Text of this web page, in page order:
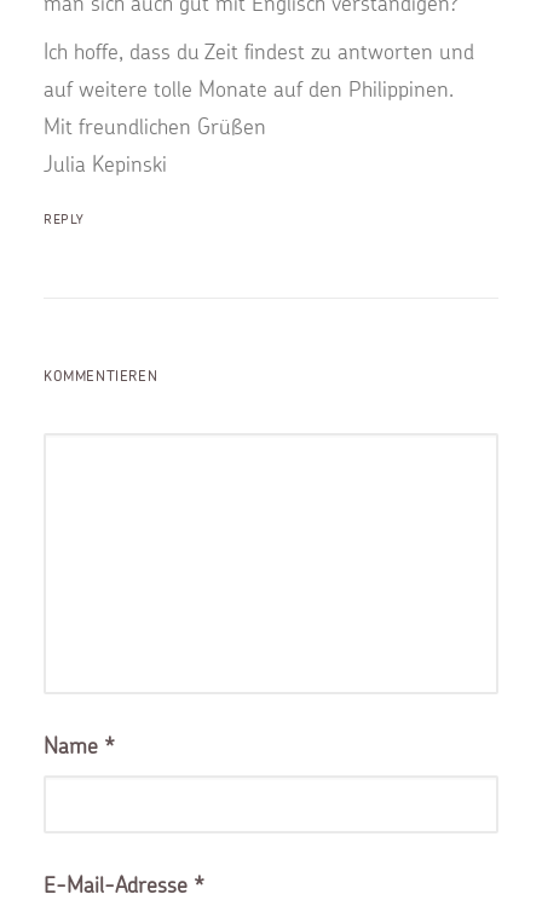
Ich hoffe, dass du Zeit findest zu antworten und
auf weitere tolle Monate auf den Philippinen.
Mit freundlichen Grüßen
Julia Kepinski
REPLY
KOMMENTIEREN
Name *
E-Mail-Adresse *